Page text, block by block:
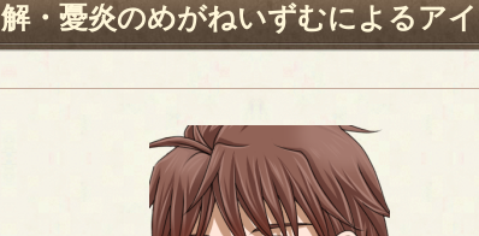
解・憂炎のめがねいずむによるア